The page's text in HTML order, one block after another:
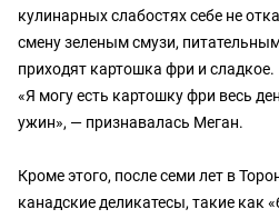
кулинарных слабостях себе не
смену зеленым смузи,
приходят картошка фри и сладкое.
«Я могу есть картошку фри весь
ужин», — признавалась Меган.
Кроме этого, после семи лет в
канадские деликатесы, такие как